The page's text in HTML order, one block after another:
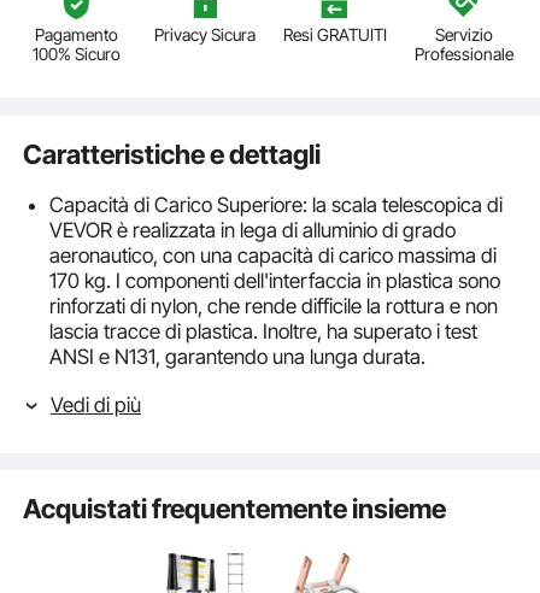
Pagamento
100% Sicuro
Privacy Sicura Resi GRATUITI
Servizio
Professionale
Caratteristiche e dettagli
Capacità di Carico Superiore: la scala telescopica di
VEVOR è realizzata in lega di alluminio di grado
aeronautico, con una capacità di carico massima di
170 kg. I componenti dell'interfaccia in plastica sono
rinforzati di nylon, che rende difficile la rottura e non
lascia tracce di plastica. Inoltre, ha superato i test
ANSI e N131, garantendo una lunga durata.
abbiamo apportato miglioramenti alla struttura del
in stabilità quando si sale e si sta in piedi su di essa.
Facile da Trasportare & Sistemare: questa scala
telescopica da 3,2m è leggera e facile da
Vedi di più
Acquistati frequentemente insieme